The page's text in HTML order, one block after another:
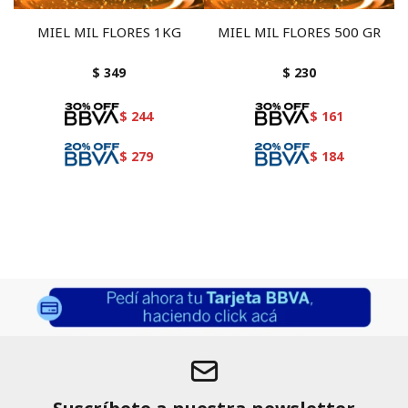
MIEL MIL FLORES 1KG
$ 349
$ 244
$ 279
MIEL MIL FLORES 500 GR
$ 230
$ 161
$ 184